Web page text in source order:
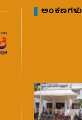
ಅಂಕಣಗಳು